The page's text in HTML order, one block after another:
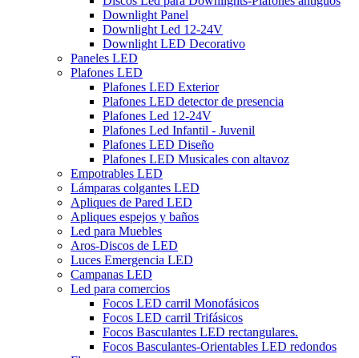
Downlight Panel
Downlight Led 12-24V
Downlight LED Decorativo
Paneles LED
Plafones LED
Plafones LED Exterior
Plafones LED detector de presencia
Plafones Led 12-24V
Plafones Led Infantil - Juvenil
Plafones LED Diseño
Plafones LED Musicales con altavoz
Empotrables LED
Lámparas colgantes LED
Apliques de Pared LED
Apliques espejos y baños
Led para Muebles
Aros-Discos de LED
Luces Emergencia LED
Campanas LED
Led para comercios
Focos LED carril Monofásicos
Focos LED carril Trifásicos
Focos Basculantes LED rectangulares.
Focos Basculantes-Orientables LED redondos